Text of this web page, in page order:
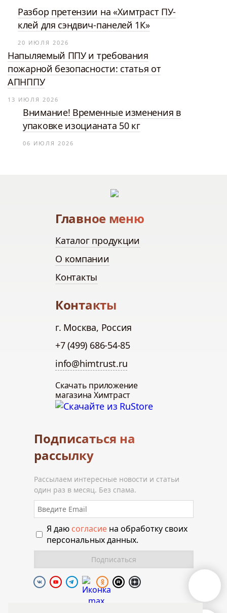
Разбор претензии на «Химтраст ПУ-
клей для сэндвич-панелей 1К»
20 ИЮЛЯ 2026
Напыляемый ППУ и требования
пожарной безопасности: статья от
АПНППУ
13 ИЮЛЯ 2026
Внимание! Временные изменения в
упаковке изоцианата 50 кг
06 ИЮЛЯ 2026
Главное меню
Каталог продукции
О компании
Контакты
Контакты
г. Москва, Россия
+7 (499) 686-54-85
info@himtrust.ru
Скачать приложение
магазина Химтраст
Подписаться на
рассылку
Рассылаем интересные новости и статьи
один раз в месяц. Без спама.
Я даю согласиена обработку своих
персональных данных.